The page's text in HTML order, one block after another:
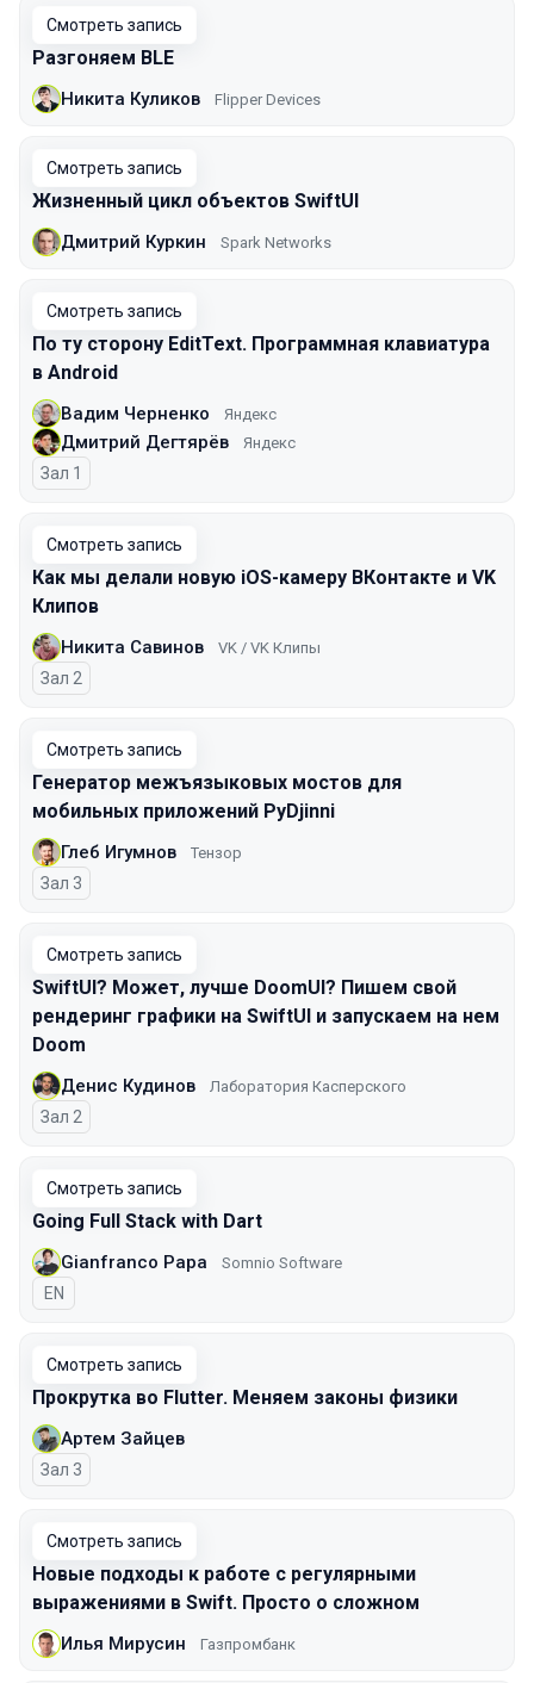
Смотреть запись
Разгоняем BLE
Никита Куликов Flipper Devices
Смотреть запись
Жизненный цикл объектов SwiftUI
Дмитрий Куркин Spark Networks
Смотреть запись
По ту сторону EditText. Программная клавиатура
в Android
Вадим Черненко Яндекс
Дмитрий Дегтярёв Яндекс
Зал 1
Смотреть запись
Как мы делали новую iOS-камеру ВКонтакте и VK
Клипов
Никита Савинов VK / VK Клипы
Зал 2
Смотреть запись
Генератор межъязыковых мостов для
мобильных приложений PyDjinni
Глеб Игумнов Тензор
Зал 3
Смотреть запись
SwiftUI? Может, лучше DoomUI? Пишем свой
рендеринг графики на SwiftUI и запускаем на нем
Doom
Денис Кудинов Лаборатория Касперского
Зал 2
Смотреть запись
Going Full Stack with Dart
Gianfranco Papa Somnio Software
На английском языке
EN
Смотреть запись
Прокрутка во Flutter. Меняем законы физики
Артем Зайцев
Зал 3
Смотреть запись
Новые подходы к работе с регулярными
выражениями в Swift. Просто о сложном
Илья Мирусин Газпромбанк